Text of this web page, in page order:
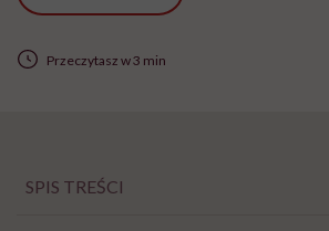
Przeczytasz w 3 min
SPIS TREŚCI